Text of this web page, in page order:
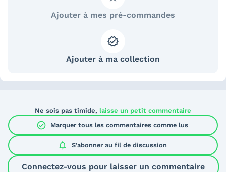
Ajouter à mes pré-commandes
Ajouter à ma collection
Ne sois pas timide, laisse un petit commentaire
check_circle Marquer tous les commentaires comme lus
notifications S'abonner au fil de discussion
Connectez-vous pour laisser un commentaire